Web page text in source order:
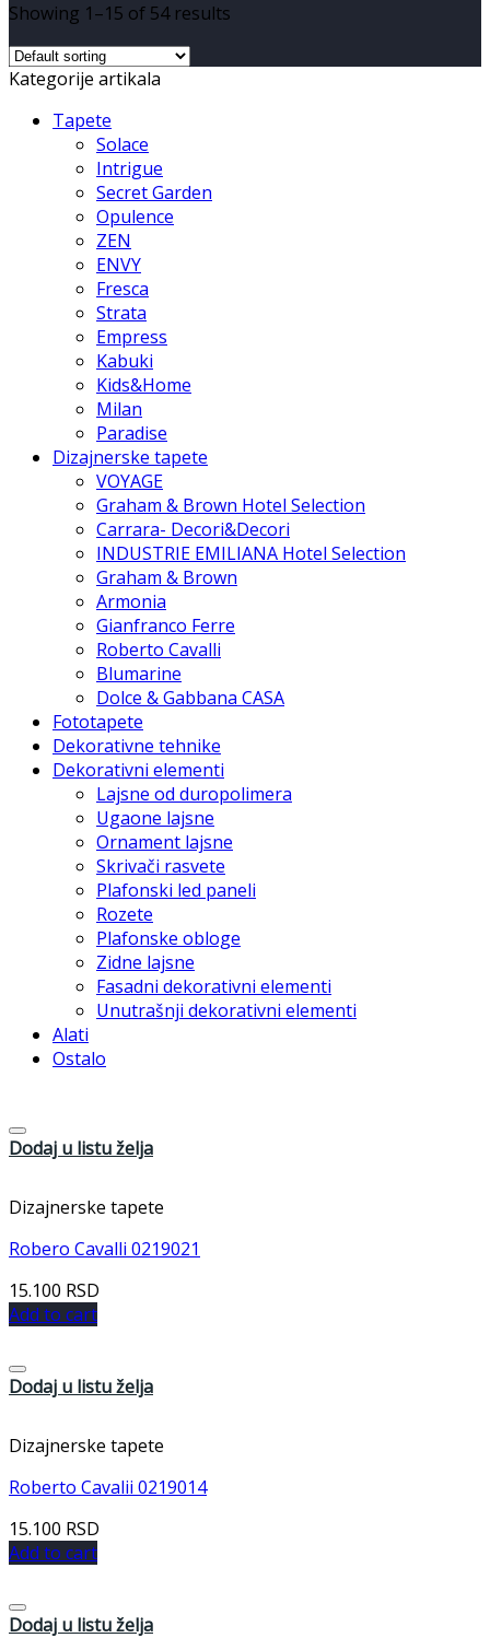
Showing 1–15 of 54 results
Kategorije artikala
Tapete
Solace
Intrigue
Secret Garden
Opulence
ZEN
ENVY
Fresca
Strata
Empress
Kabuki
Kids&Home
Milan
Paradise
Dizajnerske tapete
VOYAGE
Graham & Brown Hotel Selection
Carrara- Decori&Decori
INDUSTRIE EMILIANA Hotel Selection
Graham & Brown
Armonia
Gianfranco Ferre
Roberto Cavalli
Blumarine
Dolce & Gabbana CASA
Fototapete
Dekorativne tehnike
Dekorativni elementi
Lajsne od duropolimera
Ugaone lajsne
Ornament lajsne
Skrivači rasvete
Plafonski led paneli
Rozete
Plafonske obloge
Zidne lajsne
Fasadni dekorativni elementi
Unutrašnji dekorativni elementi
Alati
Ostalo
Dodaj u listu želja
Dizajnerske tapete
Robero Cavalli 0219021
15.100 RSD
Add to cart
Dodaj u listu želja
Dizajnerske tapete
Roberto Cavalii 0219014
15.100 RSD
Add to cart
Dodaj u listu želja